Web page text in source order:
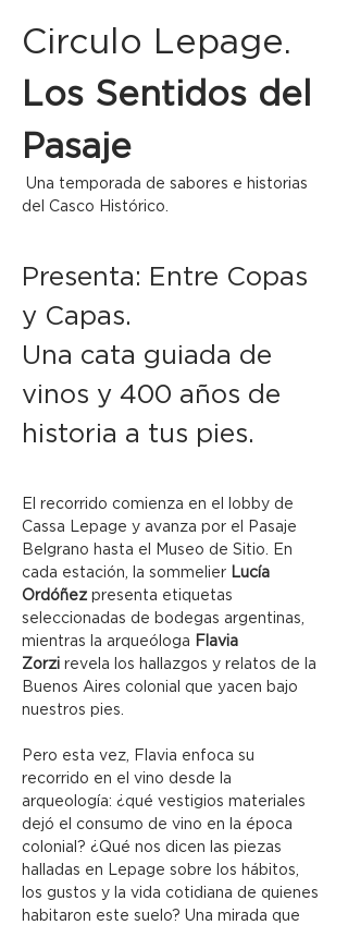
Circulo Lepage.
Los Sentidos del
Pasaje
Una temporada de sabores e historias
del Casco Histórico.
Presenta: Entre Copas
y Capas.
Una cata guiada de
vinos y 400 años de
historia a tus pies.
El recorrido comienza en el lobby de
Cassa Lepage y avanza por el Pasaje
Belgrano hasta el Museo de Sitio. En
cada estación, la sommelier Lucía
Ordóñez presenta etiquetas
seleccionadas de bodegas argentinas,
mientras la arqueóloga Flavia
Zorzi revela los hallazgos y relatos de la
Buenos Aires colonial que yacen bajo
nuestros pies.
Pero esta vez, Flavia enfoca su
recorrido en el vino desde la
arqueología: ¿qué vestigios materiales
dejó el consumo de vino en la época
colonial? ¿Qué nos dicen las piezas
halladas en Lepage sobre los hábitos,
los gustos y la vida cotidiana de quienes
habitaron este suelo? Una mirada que